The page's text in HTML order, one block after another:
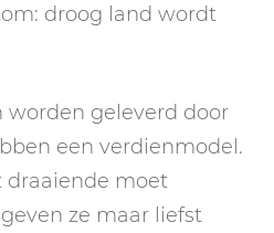
droog land wordt
worden geleverd door
een verdienmodel.
draaiende moet
ze maar liefst